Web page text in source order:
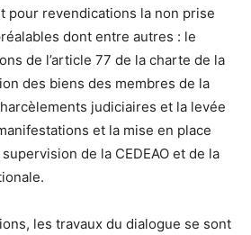
pour revendications la non prise
dont entre autres : le
de l’article 77 de la charte de la
des biens des membres de la
judiciaires et la levée
et la mise en place
de la CEDEAO et de la
les travaux du dialogue se sont